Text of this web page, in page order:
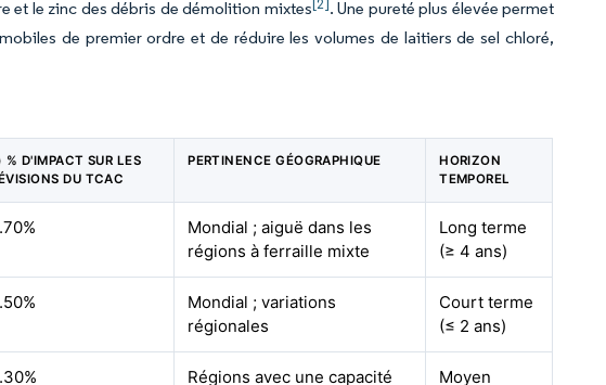
et le zinc des débris de démolition mixtes
. Une pureté plus élevée permet
de premier ordre et de réduire les volumes de laitiers de sel chloré,
% D'IMPACT SUR LES
DU TCAC
PERTINENCE GÉOGRAPHIQUE
HORIZON
TEMPOREL
Mondial ; aiguë dans les
régions à ferraille mixte
Long terme
(≥ 4 ans)
Mondial ; variations
régionales
Court terme
(≤ 2 ans)
Régions avec une capacité Moyen